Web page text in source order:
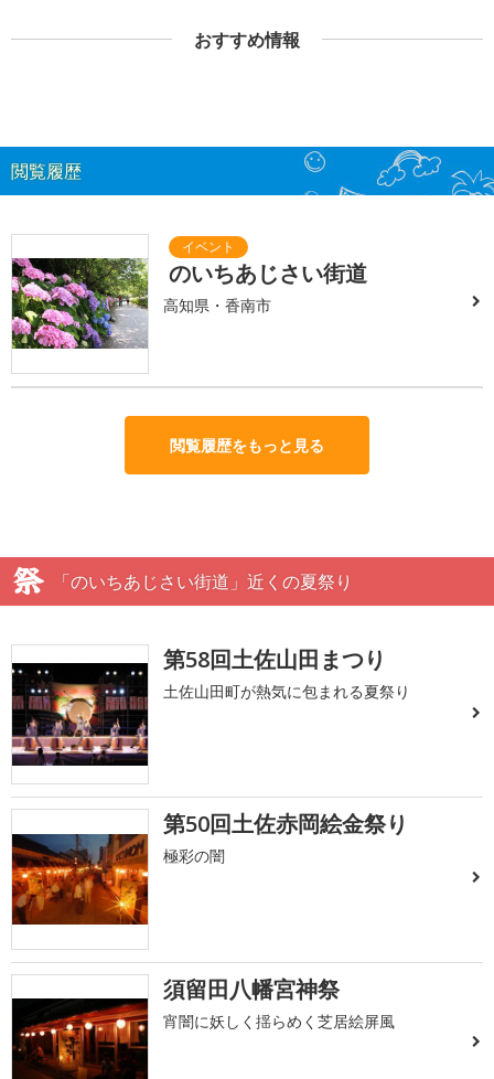
おすすめ情報
閲覧履歴
のいちあじさい街道
高知県・香南市
閲覧履歴をもっと見る
「のいちあじさい街道」近くの夏祭り
第58回土佐山田まつり
土佐山田町が熱気に包まれる夏祭り
第50回土佐赤岡絵金祭り
極彩の闇
須留田八幡宮神祭
宵闇に妖しく揺らめく芝居絵屏風